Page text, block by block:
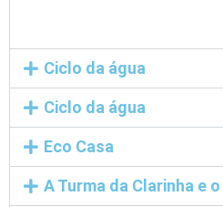
Ciclo da água
Ciclo da água
Eco Casa
A Turma da Clarinha e